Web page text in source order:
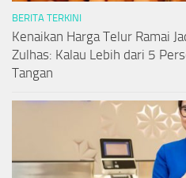
BERITA TERKINI
Kenaikan Harga Telur Ramai
Zulhas: Kalau Lebih dari 5
Tangan